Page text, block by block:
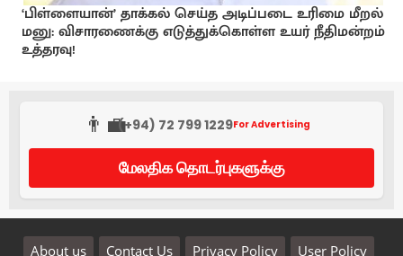
‘பிள்ளையான்’ தாக்கல் செய்த அடிப்படை உரிமை மீறல்
மனு: விசாரணைக்கு எடுத்துக்கொள்ள உயர் நீதிமன்றம்
உத்தரவு!
👨‍💼(+94) 72 799 1229For Advertising
மேலதிக தொடர்புகளுக்கு
About us Contact Us Privacy Policy User Policy